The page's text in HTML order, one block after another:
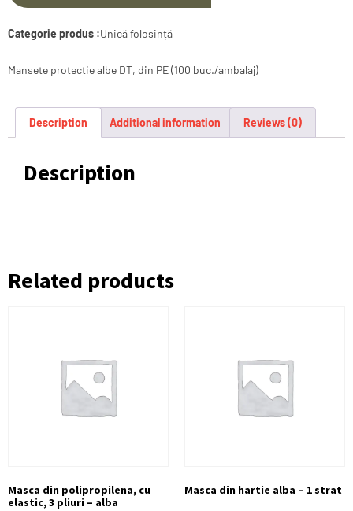
Categorie produs :Unică folosință
Mansete protectie albe DT, din PE (100 buc./ambalaj)
Description Additional information Reviews (0)
Description
Related products
Masca din polipropilena, cu
elastic, 3 pliuri – alba
Masca din hartie alba – 1 strat